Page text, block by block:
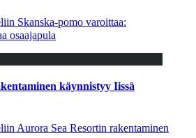
Skanska-pomo varoittaa:
osaajapula
käynnistyy Iissä
Aurora Sea Resortin rakentaminen